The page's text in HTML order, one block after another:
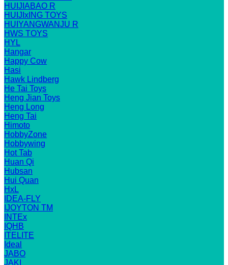
HUIJIABAO R
HUIJIxING TOYS
HUIYANGWANJU R
HWS TOYS
HYL
Hangar
Happy Cow
Hasi
Hawk Lindberg
He Tai Toys
Heng Jian Toys
Heng Long
Heng Tai
Himoto
HobbyZone
Hobbywing
Hot Tab
Huan Qi
Hubsan
Hui Quan
HxL
IDEA-FLY
IJOYTON TM
INTEx
IQHB
ITELITE
Ideal
JABO
JAKI